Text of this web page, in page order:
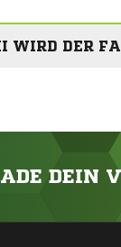
WIRD DER
DEIN